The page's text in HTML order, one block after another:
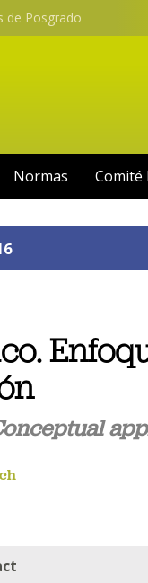
de Posgrado
Normas Comité